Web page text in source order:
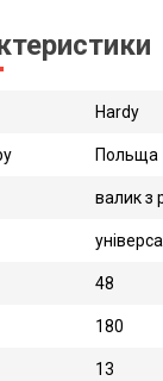
Hardy
Польща
валик з
48
180
13